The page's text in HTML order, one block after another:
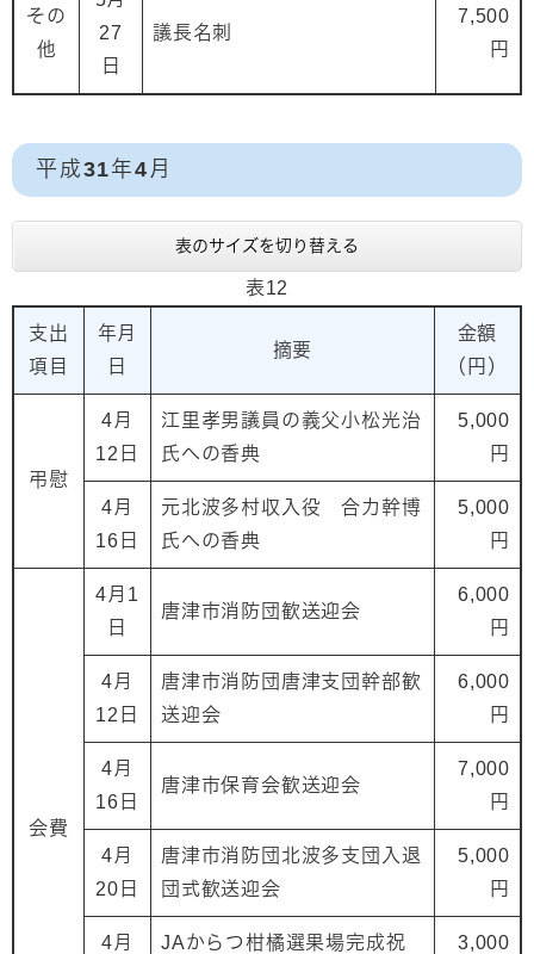
その
他
27
日
議長名刺
7,500
円
平成31年4月
表のサイズを切り替える
表12
支出
項目
年月
日
摘要
金額
（円）
弔慰
4月
12日
江里孝男議員の義父小松光治
氏への香典
5,000
円
4月
16日
元北波多村収入役 合力幹博
氏への香典
5,000
円
会費
4月1
日
唐津市消防団歓送迎会
6,000
円
4月
12日
唐津市消防団唐津支団幹部歓
送迎会
6,000
円
4月
16日
唐津市保育会歓送迎会
7,000
円
4月
20日
唐津市消防団北波多支団入退
団式歓送迎会
5,000
円
4月
JAからつ柑橘選果場完成祝
3,000